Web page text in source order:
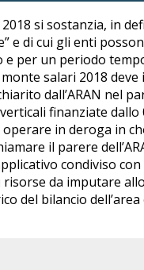
si sostanzia, in
di cui gli enti
per un periodo
salari 2018
dall’ARAN nel
finanziate dallo
in deroga in
il parere
condiviso
da imputare
del bilancio